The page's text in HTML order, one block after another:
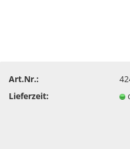
Art.Nr.:
Lieferzeit: